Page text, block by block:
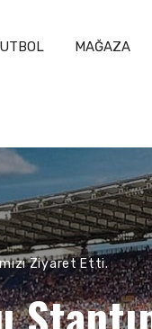
MAĞAZA
Ziyaret Etti.